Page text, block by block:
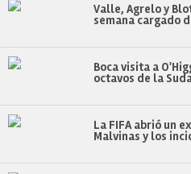
Valle, Agrelo y
semana cargado
Boca visita a
octavos de la
La FIFA abrió un
Malvinas y los